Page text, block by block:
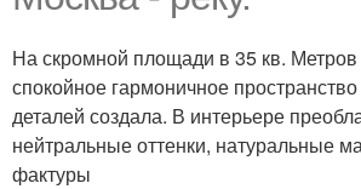
На скромной площади в 35 кв.
спокойное гармоничное
деталей создала. В интерьере
нейтральные оттенки, натуральные
фактуры